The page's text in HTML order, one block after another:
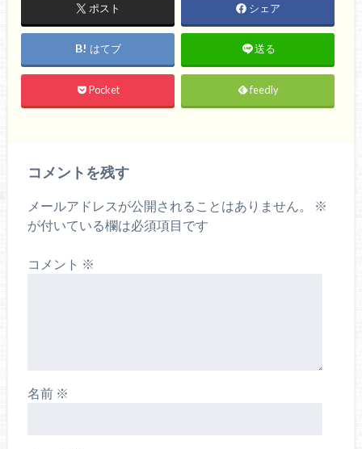
ポスト シェア
はてブ 送る
Pocket feedly
コメントを残す
メールアドレスが公開されることはありません。
※
が付いている欄は必須項目です
コメント ※
名前 ※